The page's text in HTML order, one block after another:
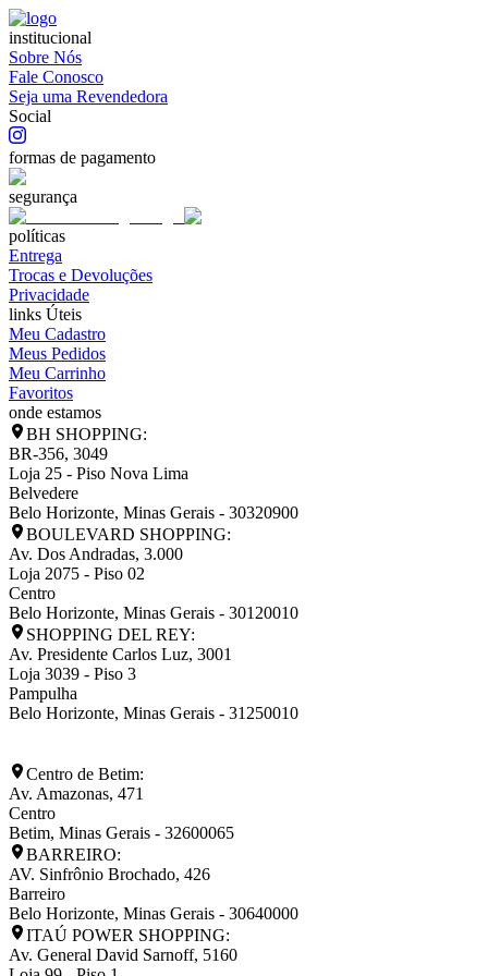
institucional
Sobre Nós
Fale Conosco
Seja uma Revendedora
Social
formas de pagamento
segurança
políticas
Entrega
Trocas e Devoluções
Privacidade
links Úteis
Meu Cadastro
Meus Pedidos
Meu Carrinho
Favoritos
onde estamos
BH SHOPPING:
BR-356, 3049
Loja 25 - Piso Nova Lima
Belvedere
Belo Horizonte, Minas Gerais - 30320900
BOULEVARD SHOPPING:
Av. Dos Andradas, 3.000
Loja 2075 - Piso 02
Centro
Belo Horizonte, Minas Gerais - 30120010
SHOPPING DEL REY:
Av. Presidente Carlos Luz, 3001
Loja 3039 - Piso 3
Pampulha
Belo Horizonte, Minas Gerais - 31250010
Centro de Betim:
Av. Amazonas, 471
Centro
Betim, Minas Gerais - 32600065
BARREIRO:
AV. Sinfrônio Brochado, 426
Barreiro
Belo Horizonte, Minas Gerais - 30640000
ITAÚ POWER SHOPPING:
Av. General David Sarnoff, 5160